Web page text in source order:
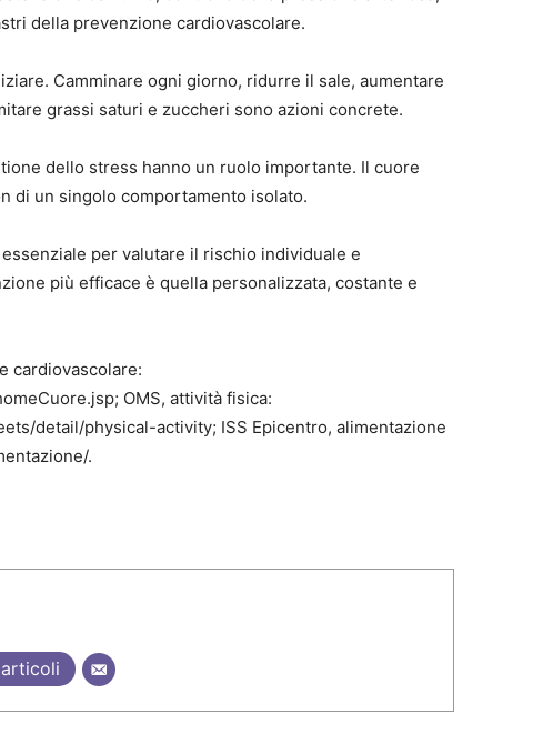
della prevenzione cardiovascolare.
Camminare ogni giorno, ridurre il sale, aumentare
grassi saturi e zuccheri sono azioni concrete.
dello stress hanno un ruolo importante. Il cuore
di un singolo comportamento isolato.
per valutare il rischio individuale e
più efficace è quella personalizzata, costante e
cardiovascolare:
OMS, attività fisica:
detail/physical-activity; ISS Epicentro, alimentazione
.